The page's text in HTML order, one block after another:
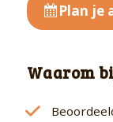
aantalPlan je
Waarom